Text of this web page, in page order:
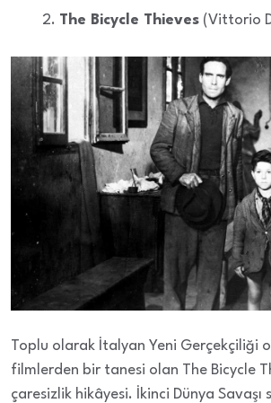
The Bicycle Thieves (Vittorio
Toplu olarak İtalyan Yeni Gerçekçiliği
filmlerden bir tanesi olan The Bicycle
çaresizlik hikâyesi. İkinci Dünya Savaşı